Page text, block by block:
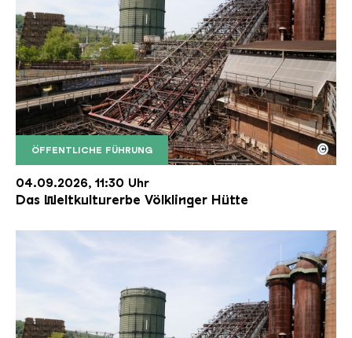
ÖFFENTLICHE FÜHRUNG
Der Erzschrägaufzug der Völklinger Hütte mit
Copyright: Weltkulturerbe Völklinger Hütte | Karl
©
04.09.2026, 11:30 Uhr
Das Weltkulturerbe Völklinger Hütte